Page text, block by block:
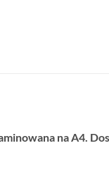
na A4.